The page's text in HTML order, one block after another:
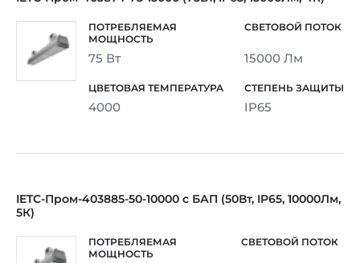
75 Вт 15000 Лм
4000 IP65
IETC-Пром-403885-50-10000 с БАП (50Вт, IP65, 10000Лм,
5К)